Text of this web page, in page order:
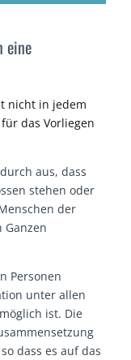
eine
nicht in jedem
das Vorliegen
aus, dass
stehen oder
der
Personen
unter allen
ist. Die
dass es auf das